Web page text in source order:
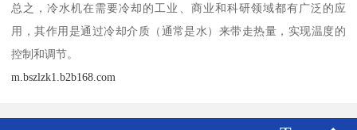
总之，冷水机在需要冷却的工业、商业和科研领域都有广泛的应
用，其作用是通过冷却介质（通常是水）来带走热量，实现温度的
控制和调节。
m.bszlzk1.b2b168.com